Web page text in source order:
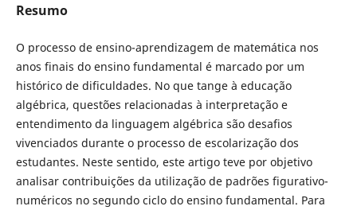
Resumo
O processo de ensino-aprendizagem de matemática nos
anos finais do ensino fundamental é marcado por um
histórico de dificuldades. No que tange à educação
algébrica, questões relacionadas à interpretação e
entendimento da linguagem algébrica são desafios
vivenciados durante o processo de escolarização dos
estudantes. Neste sentido, este artigo teve por objetivo
analisar contribuições da utilização de padrões figurativo-
numéricos no segundo ciclo do ensino fundamental. Para